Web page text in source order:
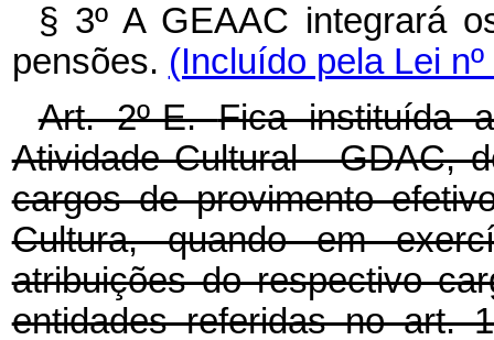
§ 3º A GEAAC integrará
pensões. (Incluído pela Lei
Art. 2º-E.Fica instituída
Atividade Cultural - GDAC,
cargos de provimento
Cultura, quando em
atribuições do respectivo
entidades referidas no art.